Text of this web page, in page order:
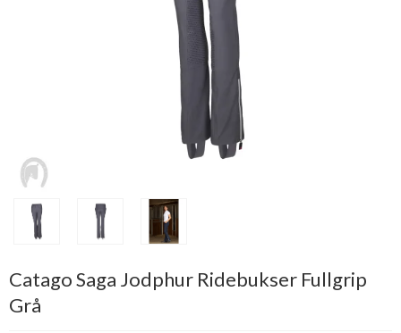
Catago Saga Jodphur Ridebukser Fullgrip
Grå